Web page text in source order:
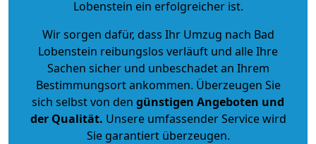
Lobenstein ein erfolgreicher ist.
Wir sorgen dafür, dass Ihr Umzug nach Bad
Lobenstein reibungslos verläuft und alle Ihre
Sachen sicher und unbeschadet an Ihrem
Bestimmungsort ankommen. Überzeugen Sie
sich selbst von den günstigen Angeboten und
der Qualität. Unsere umfassender Service wird
Sie garantiert überzeugen.